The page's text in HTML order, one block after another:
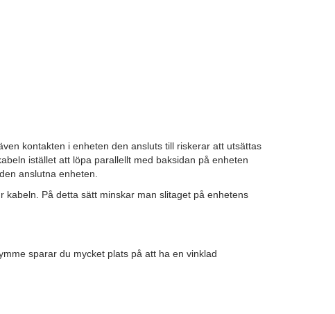
kontakten i enheten den ansluts till riskerar att utsättas
istället att löpa parallellt med baksidan på enheten
anslutna enheten.
På detta sätt minskar man slitaget på enhetens
sparar du mycket plats på att ha en vinklad